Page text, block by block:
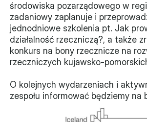
Edycja 2024
Laureaci
środowiska pozarządowego w
zadaniowy zaplanuje i
jednodniowe szkolenia pt. Jak
działalność rzeczniczą?, a także
konkurs na bony rzecznicze na
rzeczniczych kujawsko-
O kolejnych wydarzeniach i
zespołu informować będziemy na